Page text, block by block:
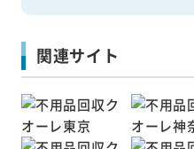
関連サイト